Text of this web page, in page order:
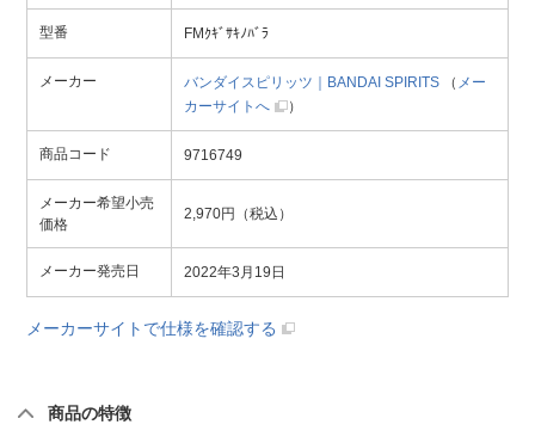
型番 FMｸｷﾞｻｷﾉﾊﾞﾗ
メーカー バンダイスピリッツ｜BANDAI SPIRITS （ メー
カーサイトへ
）
商品コード 9716749
メーカー希望小売
価格
2,970円（税込）
メーカー発売日 2022年3月19日
メーカーサイトで仕様を確認する
商品の特徴